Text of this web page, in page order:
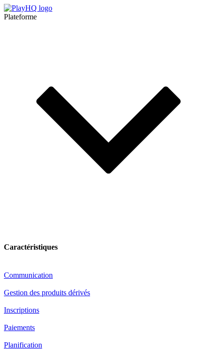
Plateforme
Caractéristiques
Communication
Gestion des produits dérivés
Inscriptions
Paiements
Planification